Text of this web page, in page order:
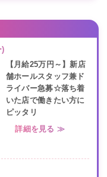
)
【月給25万円～】新店
舗ホールスタッフ兼ド
ライバー急募☆落ち着
いた店で働きたい方に
ピッタリ
詳細を見る ≫